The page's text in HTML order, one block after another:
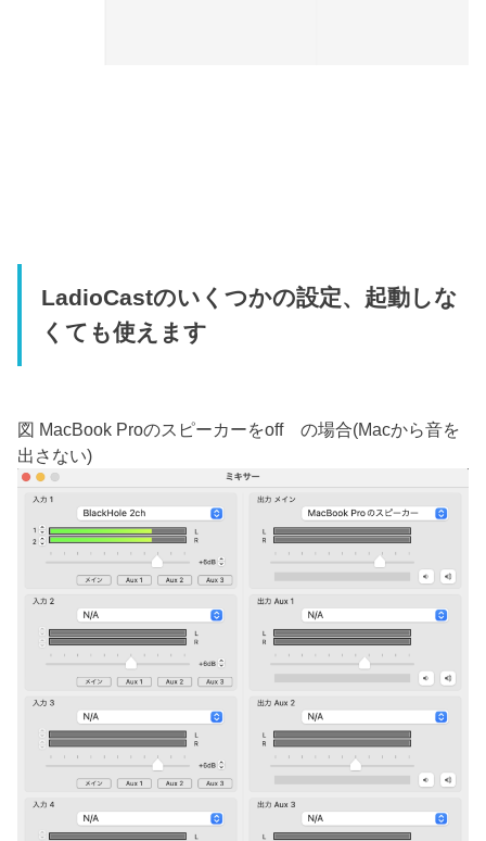
LadioCastのいくつかの設定、起動しな
くても使えます
図 MacBook Proのスピーカーをoff の場合(Macから音を
出さない)